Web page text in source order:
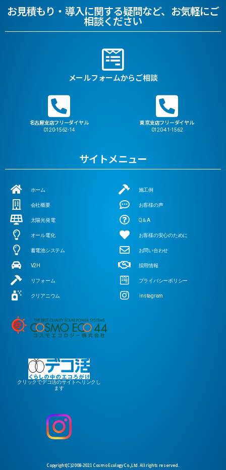
お見積もり・導入に関する疑問など、お気軽にご
相談ください
メールフォームからご相談
名古屋支店フリーダイヤル
0120-1562-14
東京支店フリーダイヤル
0120-41-1562
サイトメニュー
ホーム
会社概要
太陽光発電
オール電化
蓄電池システム
V2H
リフォーム
クリアニウム
施工例
お客様の声
Q＆A
お客様の安心のために
お問い合わせ
採用情報
プライバシーポリシー
instagram
クリックでデコ活のサイトへリンクし
ます
Copyright(C)2008-2021 Cosmo Ecology Co.,Ltd. All rights reserved.